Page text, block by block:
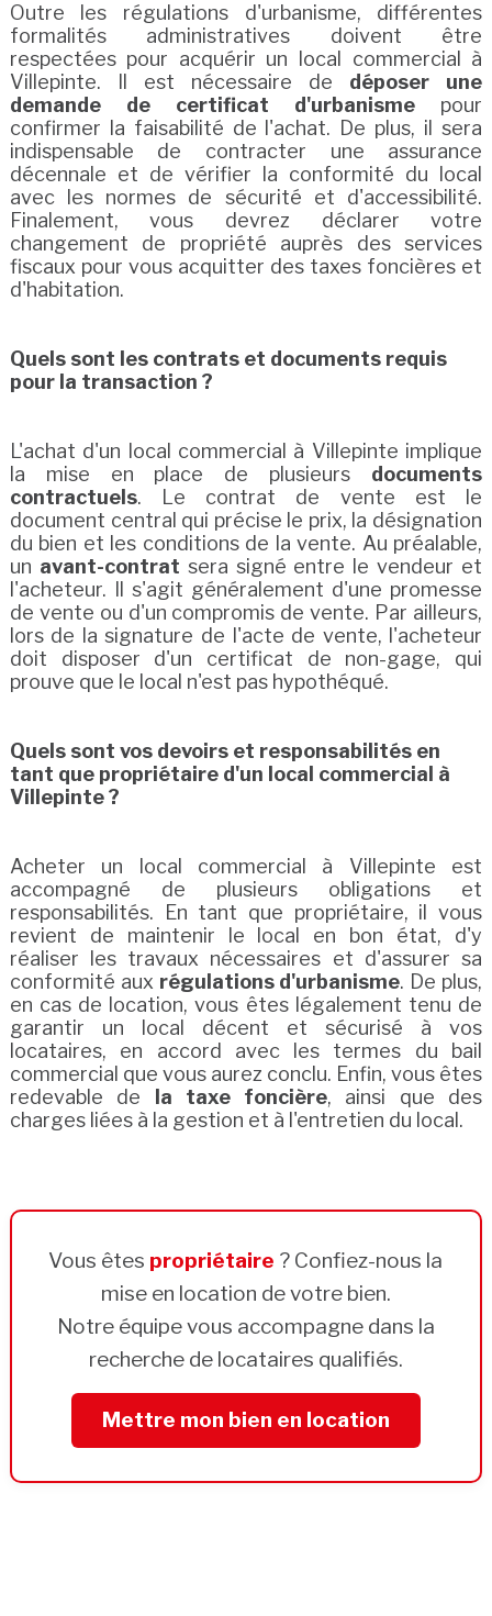
Outre les régulations d'urbanisme, différentes
formalités administratives doivent être
respectées pour acquérir un local commercial à
Villepinte. Il est nécessaire de déposer une
demande de certificat d'urbanisme pour
confirmer la faisabilité de l'achat. De plus, il sera
indispensable de contracter une assurance
décennale et de vérifier la conformité du local
avec les normes de sécurité et d'accessibilité.
Finalement, vous devrez déclarer votre
changement de propriété auprès des services
fiscaux pour vous acquitter des taxes foncières et
d'habitation.
Quels sont les contrats et documents requis
pour la transaction ?
L'achat d'un local commercial à Villepinte implique
la mise en place de plusieurs documents
contractuels. Le contrat de vente est le
document central qui précise le prix, la désignation
du bien et les conditions de la vente. Au préalable,
un avant-contrat sera signé entre le vendeur et
l'acheteur. Il s'agit généralement d'une promesse
de vente ou d'un compromis de vente. Par ailleurs,
lors de la signature de l'acte de vente, l'acheteur
doit disposer d'un certificat de non-gage, qui
prouve que le local n'est pas hypothéqué.
Quels sont vos devoirs et responsabilités en
tant que propriétaire d'un local commercial à
Villepinte ?
Acheter un local commercial à Villepinte est
accompagné de plusieurs obligations et
responsabilités. En tant que propriétaire, il vous
revient de maintenir le local en bon état, d'y
réaliser les travaux nécessaires et d'assurer sa
conformité aux régulations d'urbanisme. De plus,
en cas de location, vous êtes légalement tenu de
garantir un local décent et sécurisé à vos
locataires, en accord avec les termes du bail
commercial que vous aurez conclu. Enfin, vous êtes
redevable de
la taxe foncière, ainsi que des
charges liées à la gestion et à l'entretien du local.
Vous êtes propriétaire ? Confiez-nous la
mise en location de votre bien.
Notre équipe vous accompagne dans la
recherche de locataires qualifiés.
Mettre mon bien en location